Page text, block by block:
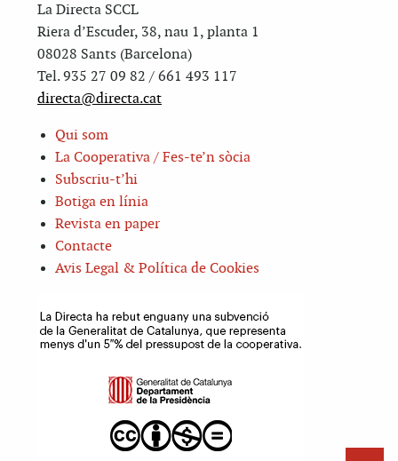
La Directa SCCL
Riera d’Escuder, 38, nau 1, planta 1
08028 Sants (Barcelona)
Tel. 935 27 09 82 / 661 493 117
directa@directa.cat
Qui som
La Cooperativa / Fes-te’n sòcia
Subscriu-t’hi
Botiga en línia
Revista en paper
Contacte
Avis Legal & Política de Cookies